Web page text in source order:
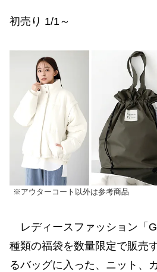
初売り 1/1～
※アウターコート以外は参考商品
レディースファッション「
種類の福袋を数量限定で販売
るバッグに入った、ニット、